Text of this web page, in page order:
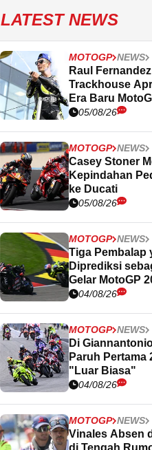
LATEST NEWS
MOTOGP NEWS
Raul
Trackhouse
Era Baru
05/08/26
MOTOGP NEWS
Casey Stoner
Kepindahan
ke Ducati
05/08/26
MOTOGP NEWS
Tiga Pembalap
Diprediksi
Gelar MotoGP
04/08/26
MOTOGP NEWS
Di
Paruh Pertama
"Luar Biasa"
04/08/26
MOTOGP NEWS
Vinales Absen
di Tengah